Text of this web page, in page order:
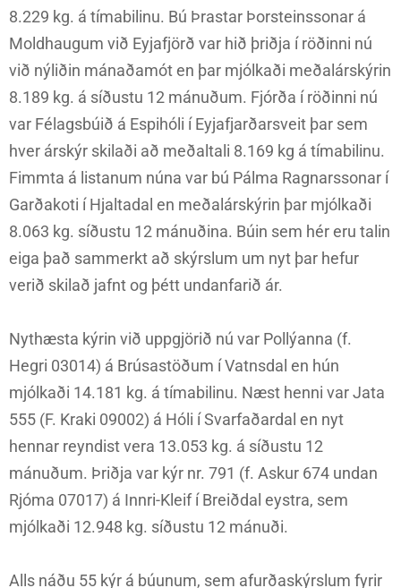
8.229 kg. á tímabilinu. Bú Þrastar Þorsteinssonar á
Moldhaugum við Eyjafjörð var hið þriðja í röðinni nú
við nýliðin mánaðamót en þar mjólkaði meðalárskýrin
8.189 kg. á síðustu 12 mánuðum. Fjórða í röðinni nú
var Félagsbúið á Espihóli í Eyjafjarðarsveit þar sem
hver árskýr skilaði að meðaltali 8.169 kg á tímabilinu.
Fimmta á listanum núna var bú Pálma Ragnarssonar í
Garðakoti í Hjaltadal en meðalárskýrin þar mjólkaði
8.063 kg. síðustu 12 mánuðina. Búin sem hér eru talin
eiga það sammerkt að skýrslum um nyt þar hefur
verið skilað jafnt og þétt undanfarið ár.
Nythæsta kýrin við uppgjörið nú var Pollýanna (f.
Hegri 03014) á Brúsastöðum í Vatnsdal en hún
mjólkaði 14.181 kg. á tímabilinu. Næst henni var Jata
555 (F. Kraki 09002) á Hóli í Svarfaðardal en nyt
hennar reyndist vera 13.053 kg. á síðustu 12
mánuðum. Þriðja var kýr nr. 791 (f. Askur 674 undan
Rjóma 07017) á Innri-Kleif í Breiðdal eystra, sem
mjólkaði 12.948 kg. síðustu 12 mánuði.
Alls náðu 55 kýr á búunum, sem afurðaskýrslum fyrir